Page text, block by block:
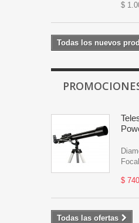
$
Todas los nuevos
$
Todas las ofertas